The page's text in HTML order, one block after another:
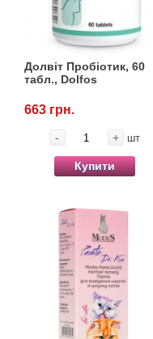
Долвіт Пробіотик, 60
табл., Dolfos
663 грн.
- + шт
Купити